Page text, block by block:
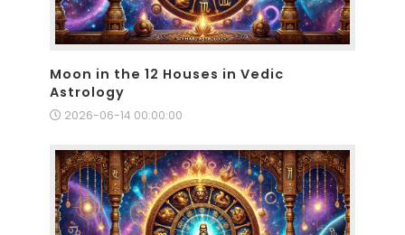
Moon in the 12 Houses in Vedic
Astrology
2026-06-14 00:00:00